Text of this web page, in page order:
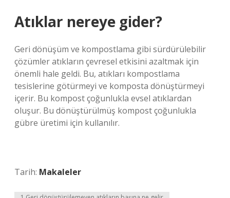
Atıklar nereye gider?
Geri dönüşüm ve kompostlama gibi sürdürülebilir
çözümler atıkların çevresel etkisini azaltmak için
önemli hale geldi. Bu, atıkları kompostlama
tesislerine götürmeyi ve komposta dönüştürmeyi
içerir. Bu kompost çoğunlukla evsel atıklardan
oluşur. Bu dönüştürülmüş kompost çoğunlukla
gübre üretimi için kullanılır.
Tarih: Makaleler